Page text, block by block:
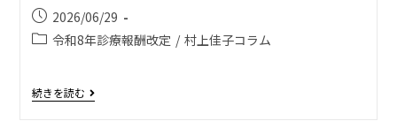
2026/06/29
令和8年診療報酬改定 / 村上佳子コラム
続きを読む